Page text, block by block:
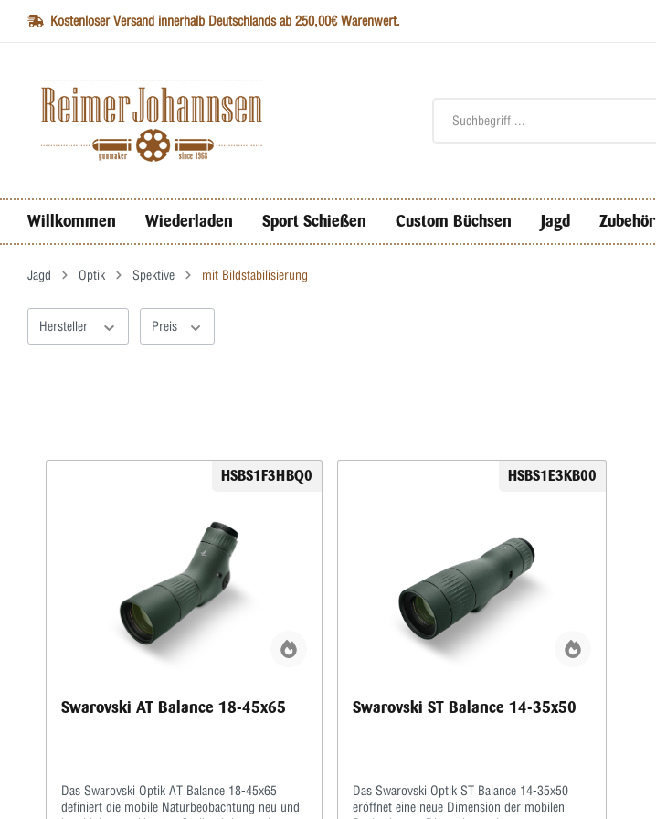
Kostenloser Versand innerhalb Deutschlands ab 250,00€ Warenwert.
Willkommen Wiederladen Sport Schießen Custom Büchsen Jagd Zubehör
Jagd Optik Spektive mit Bildstabilisierung
Hersteller Preis
HSBS1F3HBQ0
Swarovski AT Balance 18-45x65
Das Swarovski Optik AT Balance 18-45x65
definiert die mobile Naturbeobachtung neu und
HSBS1E3KB00
Swarovski ST Balance 14-35x50
Das Swarovski Optik ST Balance 14-35x50
eröffnet eine neue Dimension der mobilen